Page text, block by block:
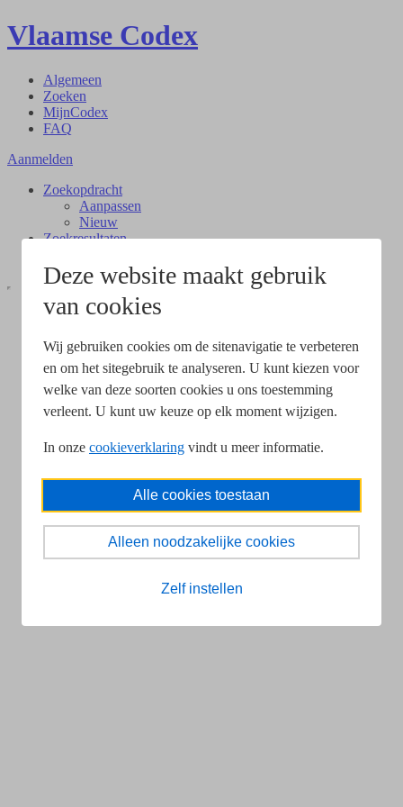
Deze website maakt gebruik
van cookies
Wij gebruiken cookies om de sitenavigatie te verbeteren
en om het sitegebruik te analyseren. U kunt kiezen voor
welke van deze soorten cookies u ons toestemming
verleent. U kunt uw keuze op elk moment wijzigen.
In onze cookieverklaring vindt u meer informatie.
Alle cookies toestaan
Alleen noodzakelijke cookies
Zelf instellen
Vlaamse Codex
Algemeen
Zoeken
MijnCodex
FAQ
Aanmelden
Zoekopdracht
Aanpassen
Nieuw
Zoekresultaten